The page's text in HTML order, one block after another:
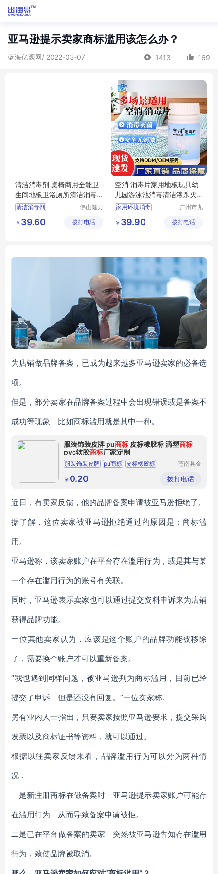
亚马逊提示卖家商标滥用该怎么办？
蓝海亿观网/ 2022-03-07 1413 169
清洁消毒剂 桌椅商用全能卫
生间地板卫浴厕所清洁消毒
防霉清洁液剂
清洁消毒剂
全能消毒清洁剂
佛山健力
有限公司
￥ 39.60 拨打电话
空消 消毒片家用地板玩具幼
儿园游泳池消毒清洁液杀灭
细菌泡腾片
家用环境消毒
家用居家餐具消毒杀菌
广州市九
技有限公
￥ 39.90 拨打电话
为店铺做品牌备案，已成为越来越多亚马逊卖家的必备选
项。
但是，部分卖家在品牌备案过程中会出现错误或是备案不
成功等现象，比如商标滥用就是其中一种。
服装饰装皮牌 pu商标 皮标橡胶标 滴塑商标
pvc软胶商标厂家定制
服装饰装皮牌 pu商标 皮标橡胶标
滴塑商标
苍南县金
工艺品厂
￥ 0.20 拨打电话
近日，有卖家反馈，他的品牌备案申请被亚马逊拒绝了。
据了解，这位卖家被亚马逊拒绝通过的原因是：商标滥
用。
亚马逊称，该卖家账户在平台存在滥用行为，或是其与某
一个存在滥用行为的账号有关联。
同时，亚马逊表示卖家也可以通过提交资料申诉来为店铺
获得品牌功能。
一位其他卖家认为，应该是这个账户的品牌功能被移除
了，需要换个账户才可以重新备案。
“我也遇到同样问题，被亚马逊判为商标滥用，目前已经
提交了申诉，但是还没有回复。”一位卖家称。
另有业内人士指出，只要卖家按照亚马逊要求，提交采购
发票以及商标证书等资料，就可以通过。
根据以往卖家反馈来看，品牌滥用行为可以分为两种情
况：
一是新注册商标在做备案时，亚马逊提示卖家账户可能存
在滥用行为，从而导致备案申请被拒。
二是已在平台做备案的卖家，突然被亚马逊告知存在滥用
行为，致使品牌被取消。